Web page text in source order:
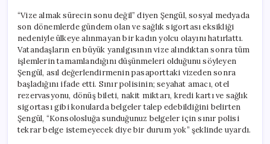
“Vize almak sürecin sonu değil” diyen Şengül, sosyal medyada
son dönemlerde gündem olan ve sağlık sigortası eksikliği
nedeniyle ülkeye alınmayan bir kadın yolcu olayını hatırlattı.
Vatandaşların en büyük yanılgısının vize alındıktan sonra tüm
işlemlerin tamamlandığını düşünmeleri olduğunu söyleyen
Şengül, asıl değerlendirmenin pasaporttaki vizeden sonra
başladığını ifade etti. Sınır polisinin; seyahat amacı, otel
rezervasyonu, dönüş bileti, nakit miktarı, kredi kartı ve sağlık
sigortası gibi konularda belgeler talep edebildiğini belirten
Şengül, “Konsolosluğa sunduğunuz belgeler için sınır polisi
tekrar belge istemeyecek diye bir durum yok” şeklinde uyardı.